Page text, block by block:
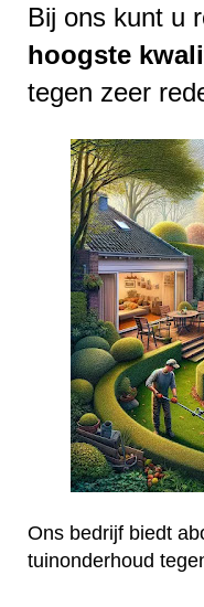
Bij ons kunt u
hoogste
tegen zeer
Ons bedrijf biedt
tuinonderhoud